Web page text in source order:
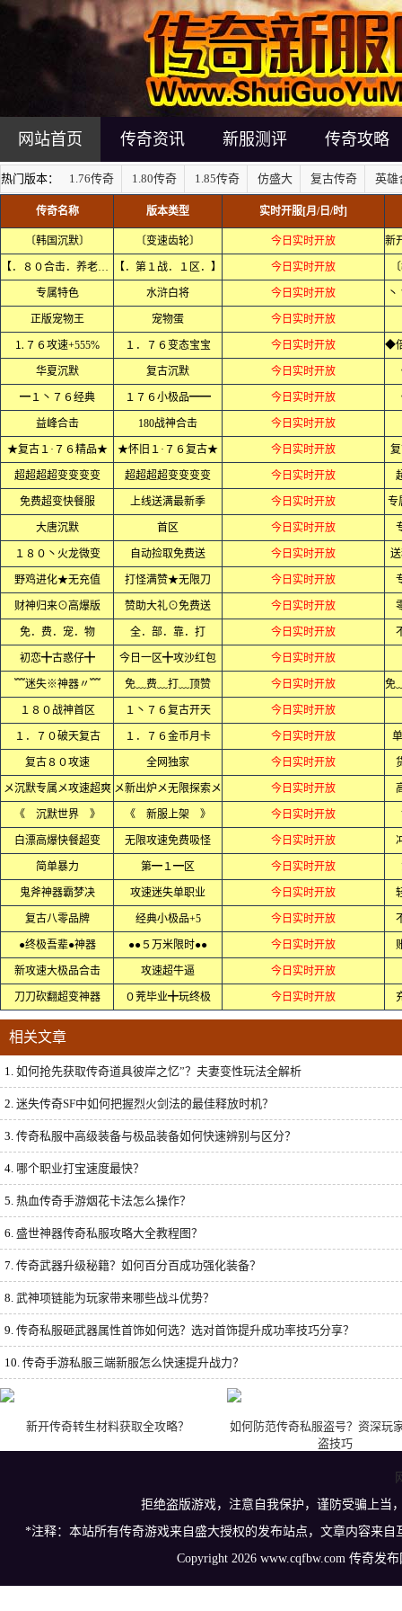
网站首页 传奇资讯 新服测评 传奇攻略
热门版本： 1.76传奇 1.80传奇 1.85传奇 仿盛大 复古传奇 英雄
传奇名称 版本类型 实时开服[月/日/时]
〔韩国沉默〕 〔变速齿轮〕 今日实时开放
【．８０合击．养老．】 【．第１战．１区．】 今日实时开放
专属特色 水浒白将 今日实时开放
正版宠物王 宠物蛋 今日实时开放
⒈７６攻速+555% １．７６变态宝宝 今日实时开放
华夏沉默 复古沉默 今日实时开放
━１丶７６经典 １７６小极品━━ 今日实时开放
益峰合击 180战神合击 今日实时开放
★复古１·７６精品★ ★怀旧１·７６复古★ 今日实时开放
超超超超变变变变 超超超超变变变变 今日实时开放
免费超变快餐服 上线送满最新季 今日实时开放 专
大唐沉默 首区 今日实时开放
１８０丶火龙微变 自动捡取免费送 今日实时开放
野鸡进化★无充值 打怪满赞★无限刀 今日实时开放
财神归来⊙高爆版 赞助大礼⊙免费送 今日实时开放
免．费．宠．物 全．部．靠．打 今日实时开放
初恋╋古惑仔╋ 今日一区╋攻沙红包 今日实时开放
﹌迷失※神器〃﹌ 免﹏费﹏打﹏顶赞 今日实时开放
１８０战神首区 １丶７６复古开天 今日实时开放
１．７０破天复古 １．７６金币月卡 今日实时开放
复古８０攻速 全网独家 今日实时开放
メ沉默专属メ攻速超爽 メ新出炉メ无限探索メ 今日实时开放
《 沉默世界 》 《 新服上架 》 今日实时开放
白漂高爆快餐超变 无限攻速免费吸怪 今日实时开放
简单暴力 第━１━区 今日实时开放
鬼斧神器霸梦决 攻速迷失单职业 今日实时开放
复古八零品牌 经典小极品+5 今日实时开放
●终极吾辈●神器 ●●５万米限时●● 今日实时开放
新攻速大极品合击 攻速超牛逼 今日实时开放
刀刀砍翻超变神器 ０茺毕业╋玩终极 今日实时开放
相关文章
1. 如何抢先获取传奇道具彼岸之忆”？夫妻变性玩法全解析
2. 迷失传奇SF中如何把握烈火剑法的最佳释放时机？
3. 传奇私服中高级装备与极品装备如何快速辨别与区分？
4. 哪个职业打宝速度最快？
5. 热血传奇手游烟花卡法怎么操作？
6. 盛世神器传奇私服攻略大全教程图？
7. 传奇武器升级秘籍？如何百分百成功强化装备？
8. 武神项链能为玩家带来哪些战斗优势？
9. 传奇私服砸武器属性首饰如何选？选对首饰提升成功率技巧分享？
10. 传奇手游私服三端新服怎么快速提升战力？
新开传奇转生材料获取全攻略？
如何防范传奇私服盗号？资深玩
盗技巧
拒绝盗版游戏，注意自我保护，谨防受骗上当
*注释：本站所有传奇游戏来自盛大授权的发布站点，文章内容来
Copyright 2026 www.cqfbw.com 传奇发